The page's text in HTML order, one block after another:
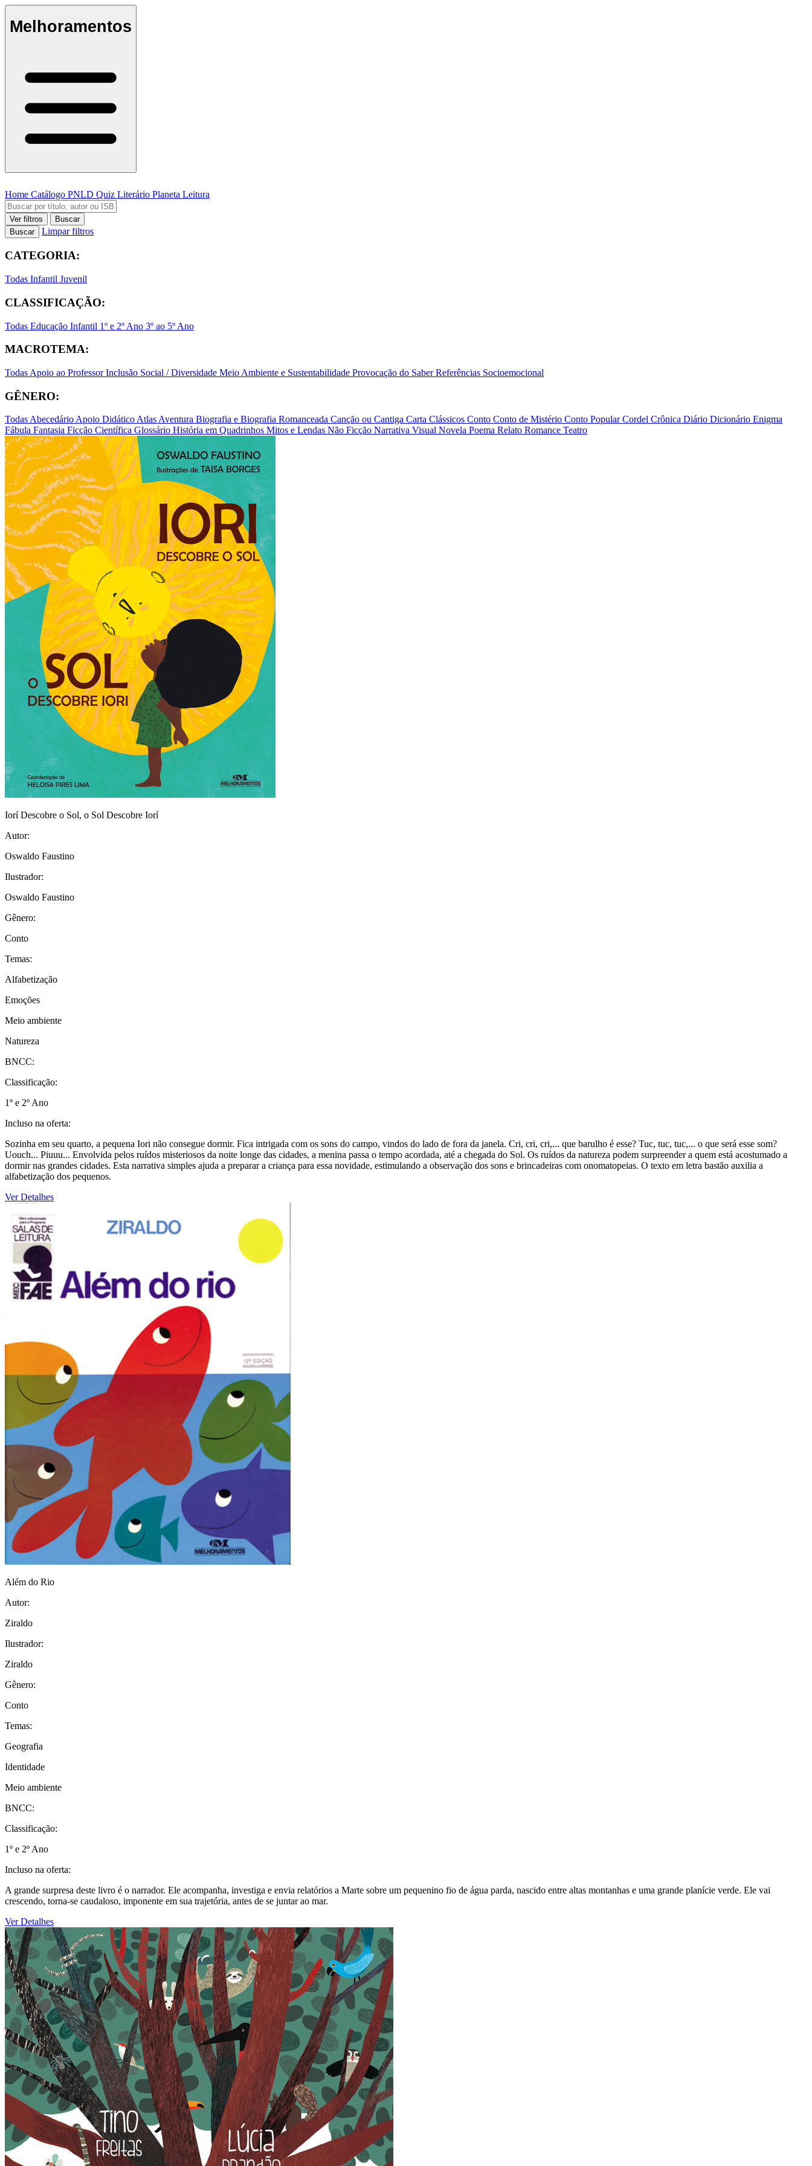
Melhoramentos
Home Catálogo PNLD Quiz Literário Planeta Leitura
Ver filtros
Buscar
Buscar
Limpar filtros
CATEGORIA:
Todas Infantil Juvenil
CLASSIFICAÇÃO:
Todas Educação Infantil 1º e 2º Ano 3º ao 5º Ano
MACROTEMA:
Todas Apoio ao ProfessorInclusão Social / Diversidade Meio Ambiente e Sustentabilidade Provocação do SaberReferências Socioemocional
GÊNERO:
TodasAbecedárioApoio DidáticoAtlasAventura Biografia e Biografia Romanceada Canção ou Cantiga Carta Clássicos Conto Conto de Mistério Conto PopularCordel Crônica Diário Dicionário Enigma
Fábula Fantasia Ficção Científica Glossário História em Quadrinhos Mitos e Lendas Não Ficção Narrativa Visual Novela Poema Relato Romance Teatro
Iorí Descobre o Sol, o Sol Descobre Iorí
Autor:
Oswaldo Faustino
Ilustrador:
Oswaldo Faustino
Gênero:
Conto
Temas:
Alfabetização
Emoções
Meio ambiente
Natureza
BNCC:
Classificação:
1º e 2º Ano
Incluso na oferta:
Sozinha em seu quarto, a pequena Iori não consegue dormir. Fica intrigada com os sons do campo, vindos do lado de fora da janela. Cri, cri, cri,... que barulho é esse? Tuc, tuc, tuc,... o que será esse som?
Uouch... Piuuu... Envolvida pelos ruídos misteriosos da noite longe das cidades, a menina passa o tempo acordada, até a chegada do Sol. Os ruídos da natureza podem surpreender a quem está acostumado a
dormir nas grandes cidades. Esta narrativa simples ajuda a preparar a criança para essa novidade, estimulando a observação dos sons e brincadeiras com onomatopeias. O texto em letra bastão auxilia a
alfabetização dos pequenos.
Ver Detalhes
Além do Rio
Autor:
Ziraldo
Ilustrador:
Ziraldo
Gênero:
Conto
Temas:
Geografia
Identidade
Meio ambiente
BNCC:
Classificação:
1º e 2º Ano
Incluso na oferta:
A grande surpresa deste livro é o narrador. Ele acompanha, investiga e envia relatórios a Marte sobre um pequenino fio de água parda, nascido entre altas montanhas e uma grande planície verde. Ele vai
crescendo, torna-se caudaloso, imponente em sua trajetória, antes de se juntar ao mar.
Ver Detalhes